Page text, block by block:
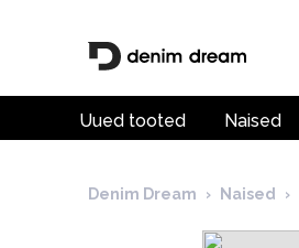
Uued tooted Naised
Denim Dream › Naised ›